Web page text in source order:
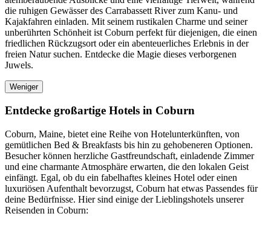
die ruhigen Gewässer des Carrabassett River zum Kanu- und
Kajakfahren einladen. Mit seinem rustikalen Charme und seiner
unberührten Schönheit ist Coburn perfekt für diejenigen, die einen
friedlichen Rückzugsort oder ein abenteuerliches Erlebnis in der
freien Natur suchen. Entdecke die Magie dieses verborgenen
Juwels.
Weniger
Entdecke großartige Hotels in Coburn
Coburn, Maine, bietet eine Reihe von Hotelunterkünften, von
gemütlichen Bed & Breakfasts bis hin zu gehobeneren Optionen.
Besucher können herzliche Gastfreundschaft, einladende Zimmer
und eine charmante Atmosphäre erwarten, die den lokalen Geist
einfängt. Egal, ob du ein fabelhaftes kleines Hotel oder einen
luxuriösen Aufenthalt bevorzugst, Coburn hat etwas Passendes für
deine Bedürfnisse. Hier sind einige der Lieblingshotels unserer
Reisenden in Coburn: